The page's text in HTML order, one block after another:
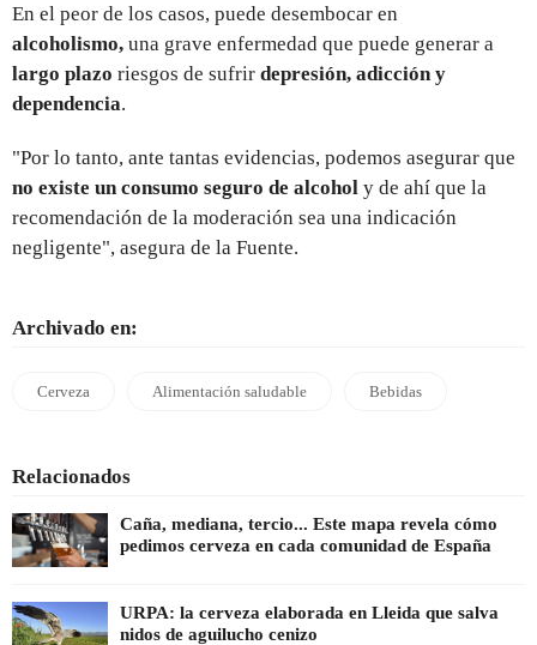
En el peor de los casos, puede desembocar en
alcoholismo, una grave enfermedad que puede generar a
largo plazo riesgos de sufrir depresión, adicción y
dependencia.
"Por lo tanto, ante tantas evidencias, podemos asegurar que
no existe un consumo seguro de alcohol y de ahí que la
recomendación de la moderación sea una indicación
negligente", asegura de la Fuente.
Archivado en:
Cerveza Alimentación saludable Bebidas
Relacionados
Caña, mediana, tercio... Este mapa revela cómo
pedimos cerveza en cada comunidad de España
URPA: la cerveza elaborada en Lleida que salva
nidos de aguilucho cenizo